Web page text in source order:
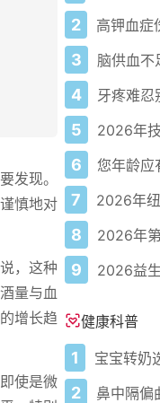
发现。
慎地对
，这种
量与血
增长趋
使是微
2 高钾血症
3
4
5
6
7
8
9
健康科普
1
2